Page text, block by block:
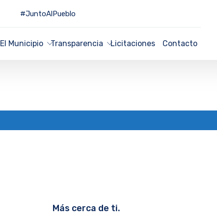
#JuntoAlPueblo
El Municipio Transparencia Licitaciones Contacto
Más cerca de ti.